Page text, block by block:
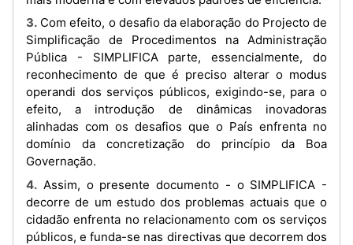
3. Com efeito, o desafio da elaboração do Projecto de
Simplificação de Procedimentos na Administração
Pública - SIMPLIFICA parte, essencialmente, do
reconhecimento de que é preciso alterar o modus
operandi dos serviços públicos, exigindo-se, para o
efeito, a introdução de dinâmicas inovadoras
alinhadas com os desafios que o País enfrenta no
domínio da concretização do princípio da Boa
Governação.
4. Assim, o presente documento - o SIMPLIFICA -
decorre de um estudo dos problemas actuais que o
cidadão enfrenta no relacionamento com os serviços
públicos, e funda-se nas directivas que decorrem dos